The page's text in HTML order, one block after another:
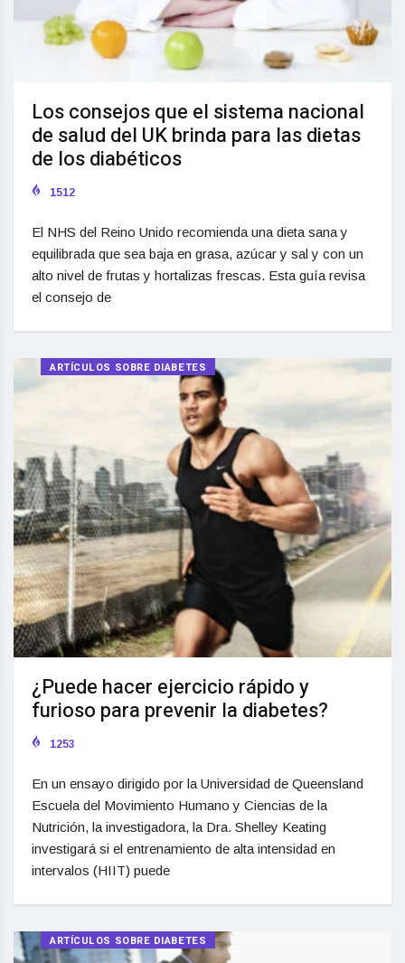
Los consejos que el sistema nacional
de salud del UK brinda para las dietas
de los diabéticos
1512
El NHS del Reino Unido recomienda una dieta sana y
equilibrada que sea baja en grasa, azúcar y sal y con un
alto nivel de frutas y hortalizas frescas. Esta guía revisa
el consejo de
ARTÍCULOS SOBRE DIABETES
¿Puede hacer ejercicio rápido y
furioso para prevenir la diabetes?
1253
En un ensayo dirigido por la Universidad de Queensland
Escuela del Movimiento Humano y Ciencias de la
Nutrición, la investigadora, la Dra. Shelley Keating
investigará si el entrenamiento de alta intensidad en
intervalos (HIIT) puede
ARTÍCULOS SOBRE DIABETES